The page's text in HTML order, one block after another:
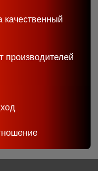
производителей